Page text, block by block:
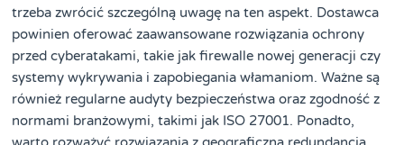
trzeba zwrócić szczególną uwagę na ten aspekt. Dostawca
powinien oferować zaawansowane rozwiązania ochrony
przed cyberatakami, takie jak firewalle nowej generacji czy
systemy wykrywania i zapobiegania włamaniom. Ważne są
również regularne audyty bezpieczeństwa oraz zgodność z
normami branżowymi, takimi jak ISO 27001. Ponadto,